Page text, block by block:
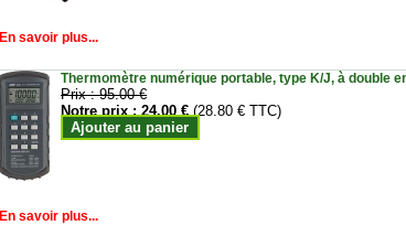
En savoir plus...
Thermomètre numérique portable, type K/J, à double
Prix :95.00 €
Notre prix :24.00 € (28.80 € TTC)
Ajouter au panier
En savoir plus...